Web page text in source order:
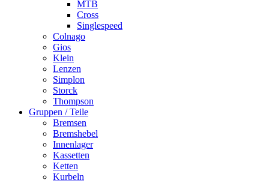
MTB
Cross
Singlespeed
Colnago
Gios
Klein
Lenzen
Simplon
Storck
Thompson
Gruppen / Teile
Bremsen
Bremshebel
Innenlager
Kassetten
Ketten
Kurbeln